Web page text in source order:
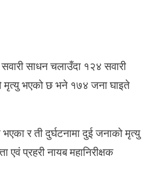
साधन चलाउँदा १२४ सवारी
मृत्यु भएको छ भने १७४ जना घाइते
र ती दुर्घटनामा दुई जनाको मृत्यु
प्रहरी नायब महानिरीक्षक